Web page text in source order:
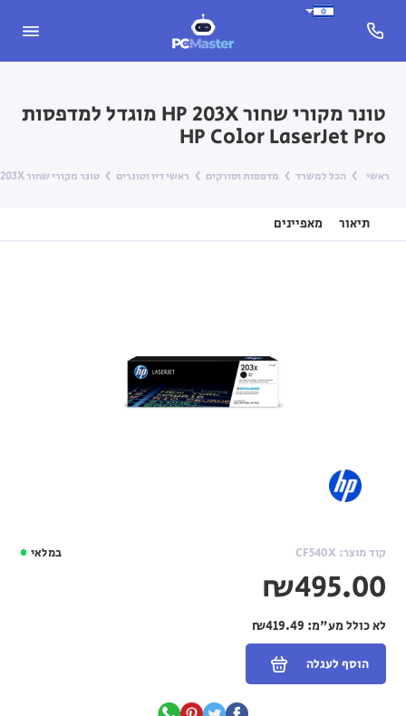
טונר מקורי שחור HP 203X מוגדל למדפסות
HP Color LaserJet Pro
ראשי הכל למשרד מדפסות וסורקים ראשי דיו וטונרים טונר מקורי שחור HP 203X מוגדל למדפסות HP Color LaserJet Pro
תיאור מאפיינים
במלאי קוד מוצר: CF540X
₪495.00
לא כולל מע"מ:
הוסף לעגלה